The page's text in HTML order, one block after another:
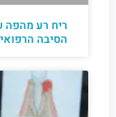
ריח רע מהפה
הסיבה הרפואית?